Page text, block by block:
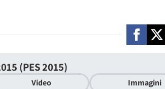
(PES 2015)
Video Immagini